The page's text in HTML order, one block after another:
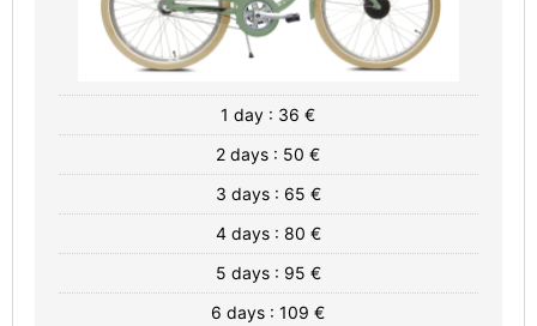
1 day : 36 €
2 days : 50 €
3 days : 65 €
4 days : 80 €
5 days : 95 €
6 days : 109 €